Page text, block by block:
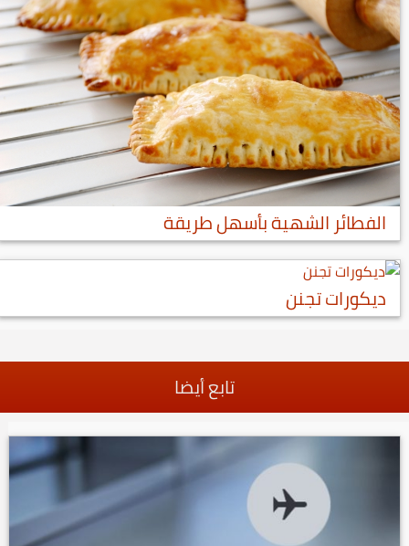
الفطائر الشهية بأسهل طريقة
ديكورات تجنن
تابع أيضا